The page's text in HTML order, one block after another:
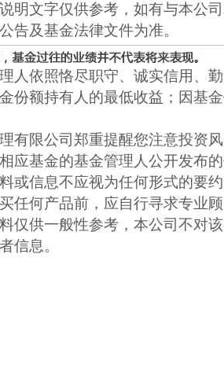
明文字仅供参考，如有与本公
告及基金法律文件为准。
人依照恪尽职守、诚实信用、
份额持有人的最低收益；因基
有限公司郑重提醒您注意投资
应基金的基金管理人公开发布
或信息不应视为任何形式的要
任何产品前，应自行寻求专业
仅供一般性参考，本公司不对
信息。